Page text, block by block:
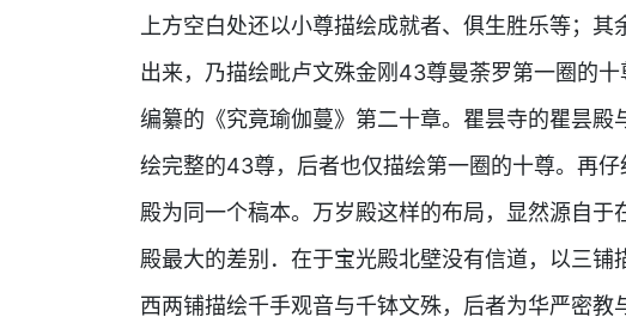
上方空白处还以小尊描绘成就者、俱生胜乐等；
出来，乃描绘毗卢文殊金刚43尊曼荼罗第一圈的
编纂的《究竟瑜伽蔓》第二十章。瞿昙寺的瞿昙
绘完整的43尊，后者也仅描绘第一圈的十尊。再
殿为同一个稿本。万岁殿这样的布局，显然源自
殿最大的差别．在于宝光殿北壁没有信道，以三
西两铺描绘千手观音与千钵文殊，后者为华严密教